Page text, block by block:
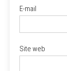
E-mail
Site web